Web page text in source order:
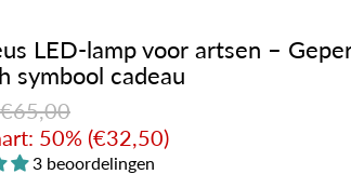
LED-lamp voor artsen –
symbool cadeau
€65,00
50% (€32,50)
3 beoordelingen